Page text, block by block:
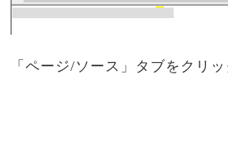
「ページ/ソース」タブをクリッ